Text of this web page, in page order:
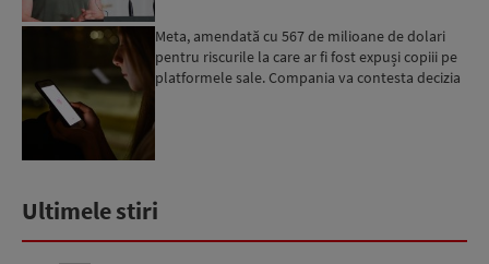
Meta, amendată cu 567 de milioane de dolari
pentru riscurile la care ar fi fost expuși copiii pe
platformele sale. Compania va contesta decizia
Ultimele stiri